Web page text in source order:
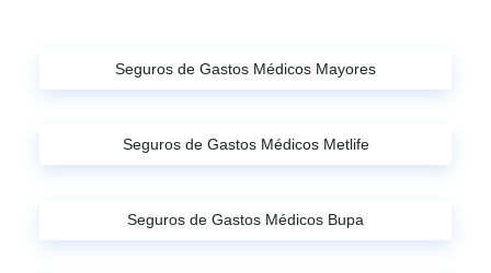
Seguros de Gastos Médicos Mayores
Seguros de Gastos Médicos Metlife
Seguros de Gastos Médicos Bupa